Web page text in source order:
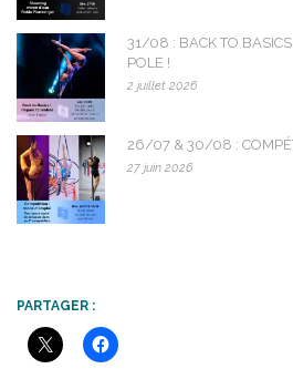
31/08 : BACK TO BASICS
POLE !
2 juillet 2026
26/07 & 30/08 :
27 juin 2026
PARTAGER :